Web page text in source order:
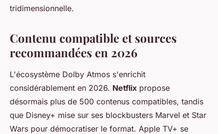
tridimensionnelle.
Contenu compatible et sources
recommandées en 2026
L'écosystème Dolby Atmos s'enrichit
considérablement en 2026. Netflix propose
désormais plus de 500 contenus compatibles, tandis
que Disney+ mise sur ses blockbusters Marvel et Star
Wars pour démocratiser le format. Apple TV+ se